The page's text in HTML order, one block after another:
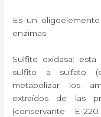
Es un
enzimas:
Sulfito oxidasa:
sulfito a sulfato
metabolizar los
extraídos de las
(conservante E-